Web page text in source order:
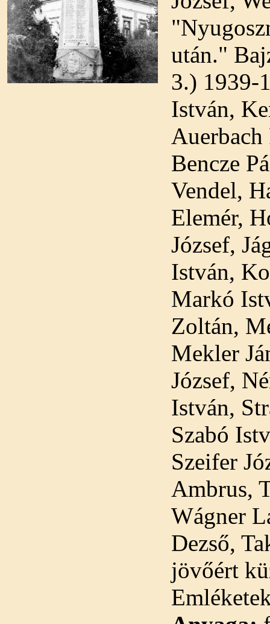
után."
3.) 1939-
István,
Bencze
Vendel,
Elemér,
József,
István,
Markó
Zoltán,
Mekler
József,
István,
Szabó
Szeifer
Ambrus,
Wágner
Dezső,
jövőért